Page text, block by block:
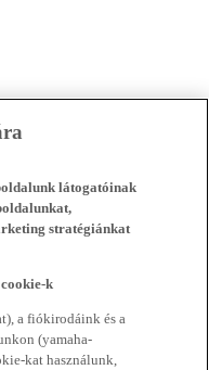
látogatóinak
stratégiánkat
k
a fiókirodáink és a
(yamaha-
kat használunk,